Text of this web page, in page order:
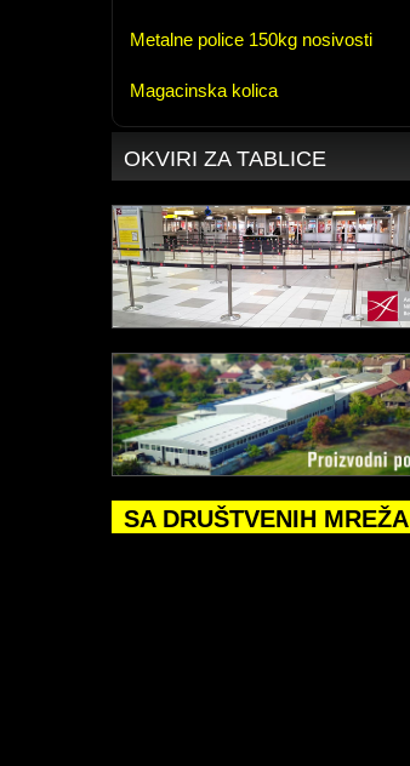
Metalne police 150kg nosivosti
Magacinska kolica
OKVIRI ZA TABLICE
SA DRUŠTVENIH MREŽA